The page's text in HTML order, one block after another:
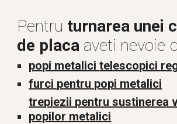
Pentru turnarea unei
de placa aveti nevoie
popi metalici telescopici
furci pentru popi metalici
trepiezii pentru sustinerea
popilor metalici